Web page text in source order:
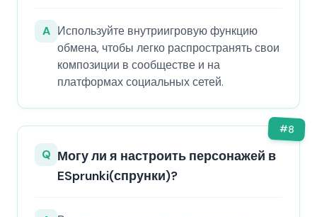
A Используйте внутриигровую функцию
обмена, чтобы легко распространять свои
композиции в сообществе и на
платформах социальных сетей.
#8
Q Могу ли я настроить персонажей в
ESprunki(спрунки)?